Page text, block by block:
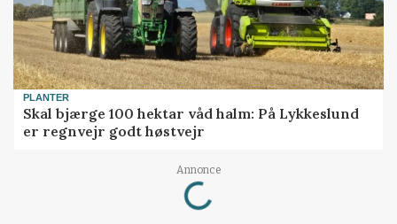
PLANTER
Skal bjærge 100 hektar våd halm: På Lykkeslund
er regnvejr godt høstvejr
Annonce
Loading...